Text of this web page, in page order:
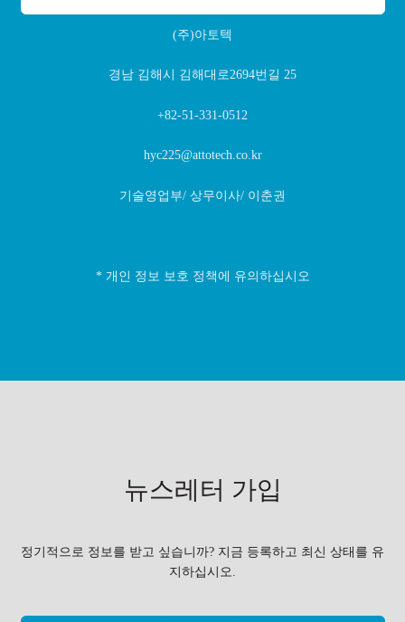
(주)아토텍
경남 김해시 김해대로2694번길 25
+82-51-331-0512
hyc225@attotech.co.kr
기술영업부/ 상무이사/ 이춘권
* 개인 정보 보호 정책에 유의하십시오
뉴스레터 가입
정기적으로 정보를 받고 싶습니까? 지금 등록하고 최신 상태를 유
지하십시오.